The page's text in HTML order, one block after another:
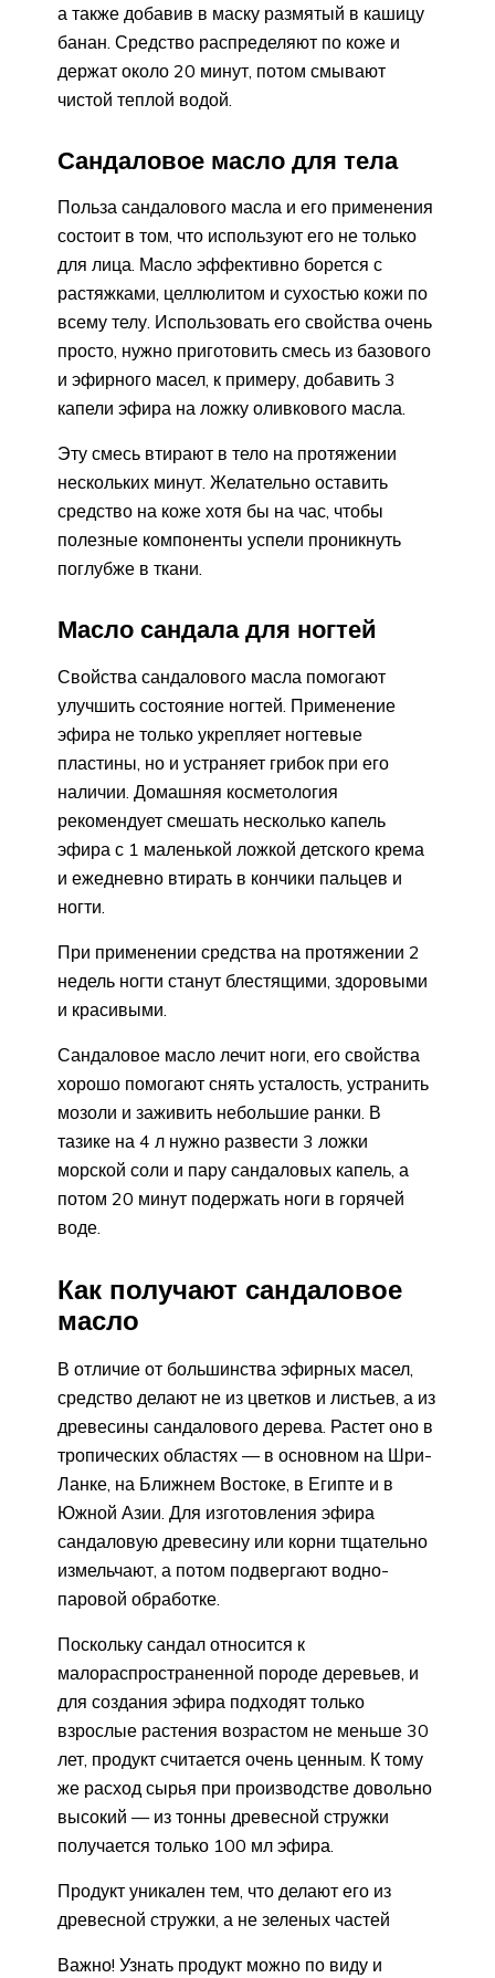
а также добавив в маску размятый в кашицу
банан. Средство распределяют по коже и
держат около 20 минут, потом смывают
чистой теплой водой.
Сандаловое масло для тела
Польза сандалового масла и его применения
состоит в том, что используют его не только
для лица. Масло эффективно борется с
растяжками, целлюлитом и сухостью кожи по
всему телу. Использовать его свойства очень
просто, нужно приготовить смесь из базового
и эфирного масел, к примеру, добавить 3
капели эфира на ложку оливкового масла.
Эту смесь втирают в тело на протяжении
нескольких минут. Желательно оставить
средство на коже хотя бы на час, чтобы
полезные компоненты успели проникнуть
поглубже в ткани.
Масло сандала для ногтей
Свойства сандалового масла помогают
улучшить состояние ногтей. Применение
эфира не только укрепляет ногтевые
пластины, но и устраняет грибок при его
наличии. Домашняя косметология
рекомендует смешать несколько капель
эфира с 1 маленькой ложкой детского крема
и ежедневно втирать в кончики пальцев и
ногти.
При применении средства на протяжении 2
недель ногти станут блестящими, здоровыми
и красивыми.
Сандаловое масло лечит ноги, его свойства
хорошо помогают снять усталость, устранить
мозоли и заживить небольшие ранки. В
тазике на 4 л нужно развести 3 ложки
морской соли и пару сандаловых капель, а
потом 20 минут подержать ноги в горячей
воде.
Как получают сандаловое
масло
В отличие от большинства эфирных масел,
средство делают не из цветков и листьев, а из
древесины сандалового дерева. Растет оно в
тропических областях — в основном на Шри-
Ланке, на Ближнем Востоке, в Египте и в
Южной Азии. Для изготовления эфира
сандаловую древесину или корни тщательно
измельчают, а потом подвергают водно-
паровой обработке.
Поскольку сандал относится к
малораспространенной породе деревьев, и
для создания эфира подходят только
взрослые растения возрастом не меньше 30
лет, продукт считается очень ценным. К тому
же расход сырья при производстве довольно
высокий — из тонны древесной стружки
получается только 100 мл эфира.
Продукт уникален тем, что делают его из
древесной стружки, а не зеленых частей
Важно! Узнать продукт можно по виду и